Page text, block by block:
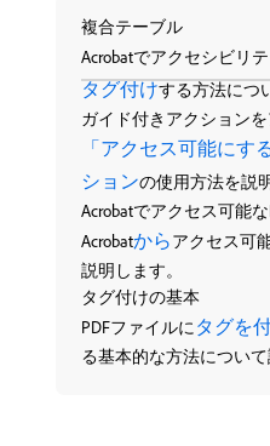
複合テーブル
Acrobatでアクセシビリ
タグ付けする方法につ
ガイド付きアクション
「アクセス可能にす
ションの使用方法を説
Acrobatでアクセス可能
Acrobatからアクセス可
説明します。
タグ付けの基本
PDFファイルにタグを
る基本的な方法について